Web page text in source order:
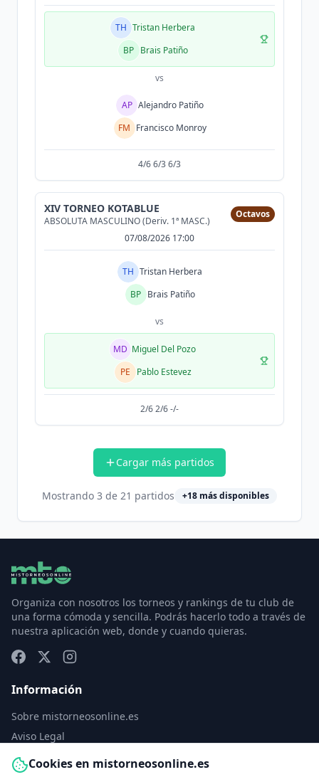
Cookies en mistorneosonline.es
TH Tristan Herbera
BP Brais Patiño
vs
AP Alejandro Patiño
FM Francisco Monroy
4/6 6/3 6/3
XIV TORNEO KOTABLUE
ABSOLUTA MASCULINO (Deriv. 1ª MASC.)
Octavos
07/08/2026 17:00
TH Tristan Herbera
BP Brais Patiño
vs
MD Miguel Del Pozo
PE
Pablo Estevez
2/6 2/6 -/-
Cargar más partidos
Mostrando 3 de 21 partidos +18 más disponibles
Organiza con nosotros los torneos y rankings de tu club de
una forma cómoda y sencilla. Podrás hacerlo todo a través de
nuestra aplicación web, donde y cuando quieras.
Información
Sobre mistorneosonline.es
Aviso Legal
Política de Privacidad